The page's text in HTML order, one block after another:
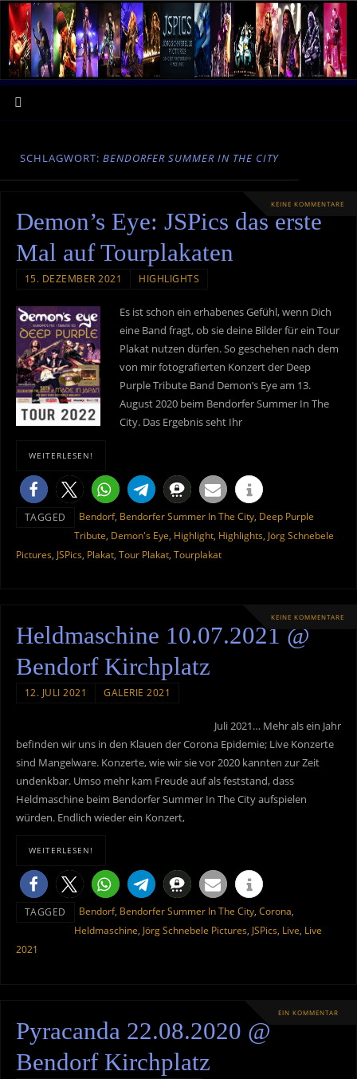
SCHLAGWORT: BENDORFER SUMMER IN THE CITY
KEINE KOMMENTARE
Demon’s Eye: JSPics das erste
Mal auf Tourplakaten
15. DEZEMBER 2021 HIGHLIGHTS
Es ist schon ein erhabenes Gefühl, wenn Dich
eine Band fragt, ob sie deine Bilder für ein Tour
Plakat nutzen dürfen. So geschehen nach dem
von mir fotografierten Konzert der Deep
Purple Tribute Band Demon’s Eye am 13.
August 2020 beim Bendorfer Summer In The
City. Das Ergebnis seht Ihr
WEITERLESEN!
TAGGED Bendorf, Bendorfer Summer In The City, Deep Purple
Tribute, Demon's Eye, Highlight, Highlights, Jörg Schnebele
Pictures, JSPics, Plakat, Tour Plakat, Tourplakat
KEINE KOMMENTARE
Heldmaschine 10.07.2021 @
Bendorf Kirchplatz
12. JULI 2021 GALERIE 2021
Juli 2021… Mehr als ein Jahr
befinden wir uns in den Klauen der Corona Epidemie; Live Konzerte
sind Mangelware. Konzerte, wie wir sie vor 2020 kannten zur Zeit
undenkbar. Umso mehr kam Freude auf als feststand, dass
Heldmaschine beim Bendorfer Summer In The City aufspielen
würden. Endlich wieder ein Konzert,
WEITERLESEN!
TAGGED Bendorf, Bendorfer Summer In The City, Corona,
Heldmaschine, Jörg Schnebele Pictures, JSPics, Live, Live
2021
EIN KOMMENTAR
Pyracanda 22.08.2020 @
Bendorf Kirchplatz